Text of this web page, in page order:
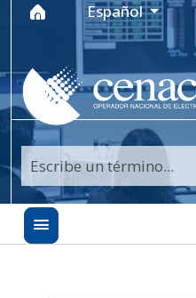
Ir al menú de navegación
Ir al contenido principal
Ir al pie de página del sitio
Idioma
Español